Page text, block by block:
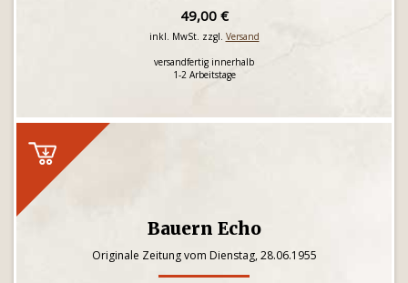
49,00 €
inkl. MwSt. zzgl. Versand
versandfertig innerhalb
1-2 Arbeitstage
Bauern Echo
Originale Zeitung vom Dienstag, 28.06.1955